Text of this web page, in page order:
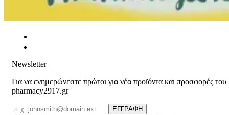
Newsletter
Για να ενημερώνεστε πρώτοι για νέα προϊόντα και προσφορές του
pharmacy2917.gr
Email
ΕΓΓΡΑΦΗ